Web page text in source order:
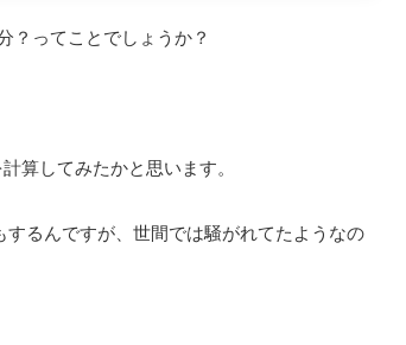
？ってことでしょうか？
算してみたかと思います。
るんですが、世間では騒がれてたようなの